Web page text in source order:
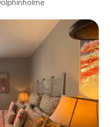
hóspedes